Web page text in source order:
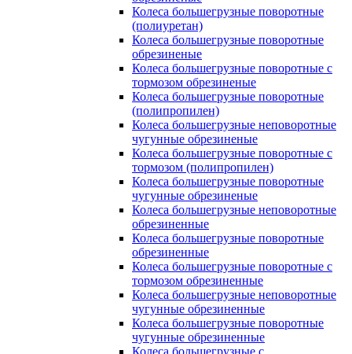
Колеса большегрузные поворотные
(полиуретан)
Колеса большегрузные поворотные
обрезиненые
Колеса большегрузные поворотные с
тормозом обрезиненые
Колеса большегрузные поворотные
(полипропилен)
Колеса большегрузные неповоротные
чугунные обрезиненые
Колеса большегрузные поворотные с
тормозом (полипропилен)
Колеса большегрузные поворотные
чугунные обрезиненые
Колеса большегрузные неповоротные
обрезиненные
Колеса большегрузные поворотные
обрезиненные
Колеса большегрузные поворотные с
тормозом обрезиненные
Колеса большегрузные неповоротные
чугунные обрезиненные
Колеса большегрузные поворотные
чугунные обрезиненные
Колеса большегрузные с